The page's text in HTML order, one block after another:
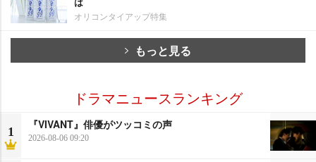
オリコンタイアップ特集
もっと見る
ドラマニュースランキング
1
『VIVANT』俳優がツッコミの声
2026-08-06 09:20